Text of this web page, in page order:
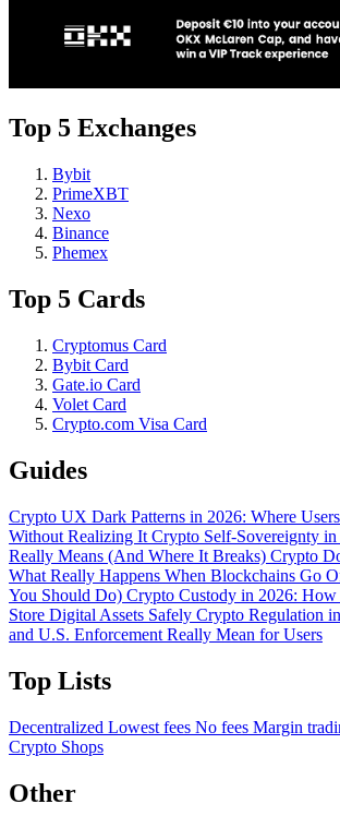
Top 5 Exchanges
Bybit
PrimeXBT
Nexo
Binance
Phemex
Top 5 Cards
Cryptomus Card
Bybit Card
Gate.io Card
Volet Card
Crypto.com Visa Card
Guides
Crypto UX Dark Patterns in 2026: Where
Without Realizing It Crypto Self-Sovereignty
Really Means (And Where It Breaks) Crypto
What Really Happens When Blockchains Go
You Should Do) Crypto Custody in 2026:
Store Digital Assets Safely Crypto Regulation
and U.S. Enforcement Really Mean for Users
Top Lists
Decentralized Lowest fees No fees Margin
Crypto Shops
Other